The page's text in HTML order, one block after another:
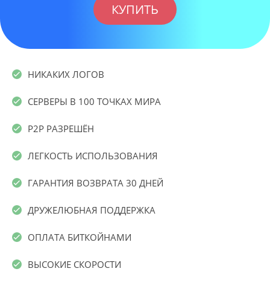
КУПИТЬ
НИКАКИХ ЛОГОВ
СЕРВЕРЫ В 100 ТОЧКАХ МИРА
P2P РАЗРЕШЁН
ЛЕГКОСТЬ ИСПОЛЬЗОВАНИЯ
ГАРАНТИЯ ВОЗВРАТА 30 ДНЕЙ
ДРУЖЕЛЮБНАЯ ПОДДЕРЖКА
ОПЛАТА БИТКОЙНАМИ
ВЫСОКИЕ СКОРОСТИ